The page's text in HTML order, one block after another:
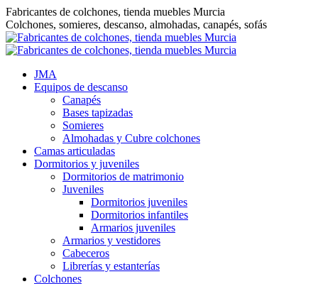
Saltar
al
contenido
Fabricantes de colchones, tienda muebles Murcia
Colchones, somieres, descanso, almohadas, canapés, sofás
JMA
Equipos de descanso
Canapés
Bases tapizadas
Somieres
Almohadas y Cubre colchones
Camas articuladas
Dormitorios y juveniles
Dormitorios de matrimonio
Juveniles
Dormitorios juveniles
Dormitorios infantiles
Armarios juveniles
Armarios y vestidores
Cabeceros
Librerías y estanterías
Colchones